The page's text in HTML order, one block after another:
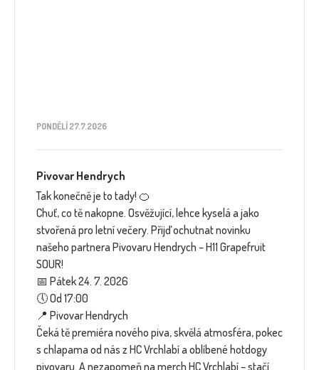
PONDĚLÍ 27.7.2026
Pivovar Hendrych
Tak konečně je to tady! 🍊
Chuť, co tě nakopne. Osvěžující, lehce kyselá a jako
stvořená pro letní večery. Přijď ochutnat novinku
našeho partnera Pivovaru Hendrych – H11 Grapefruit
SOUR!
📅 Pátek 24. 7. 2026
🕔 Od 17:00
📍 Pivovar Hendrych
Čeká tě premiéra nového piva, skvělá atmosféra, pokec
s chlapama od nás z HC Vrchlabí a oblíbené hotdogy
pivovaru. A nezapomeň na merch HC Vrchlabí – stačí